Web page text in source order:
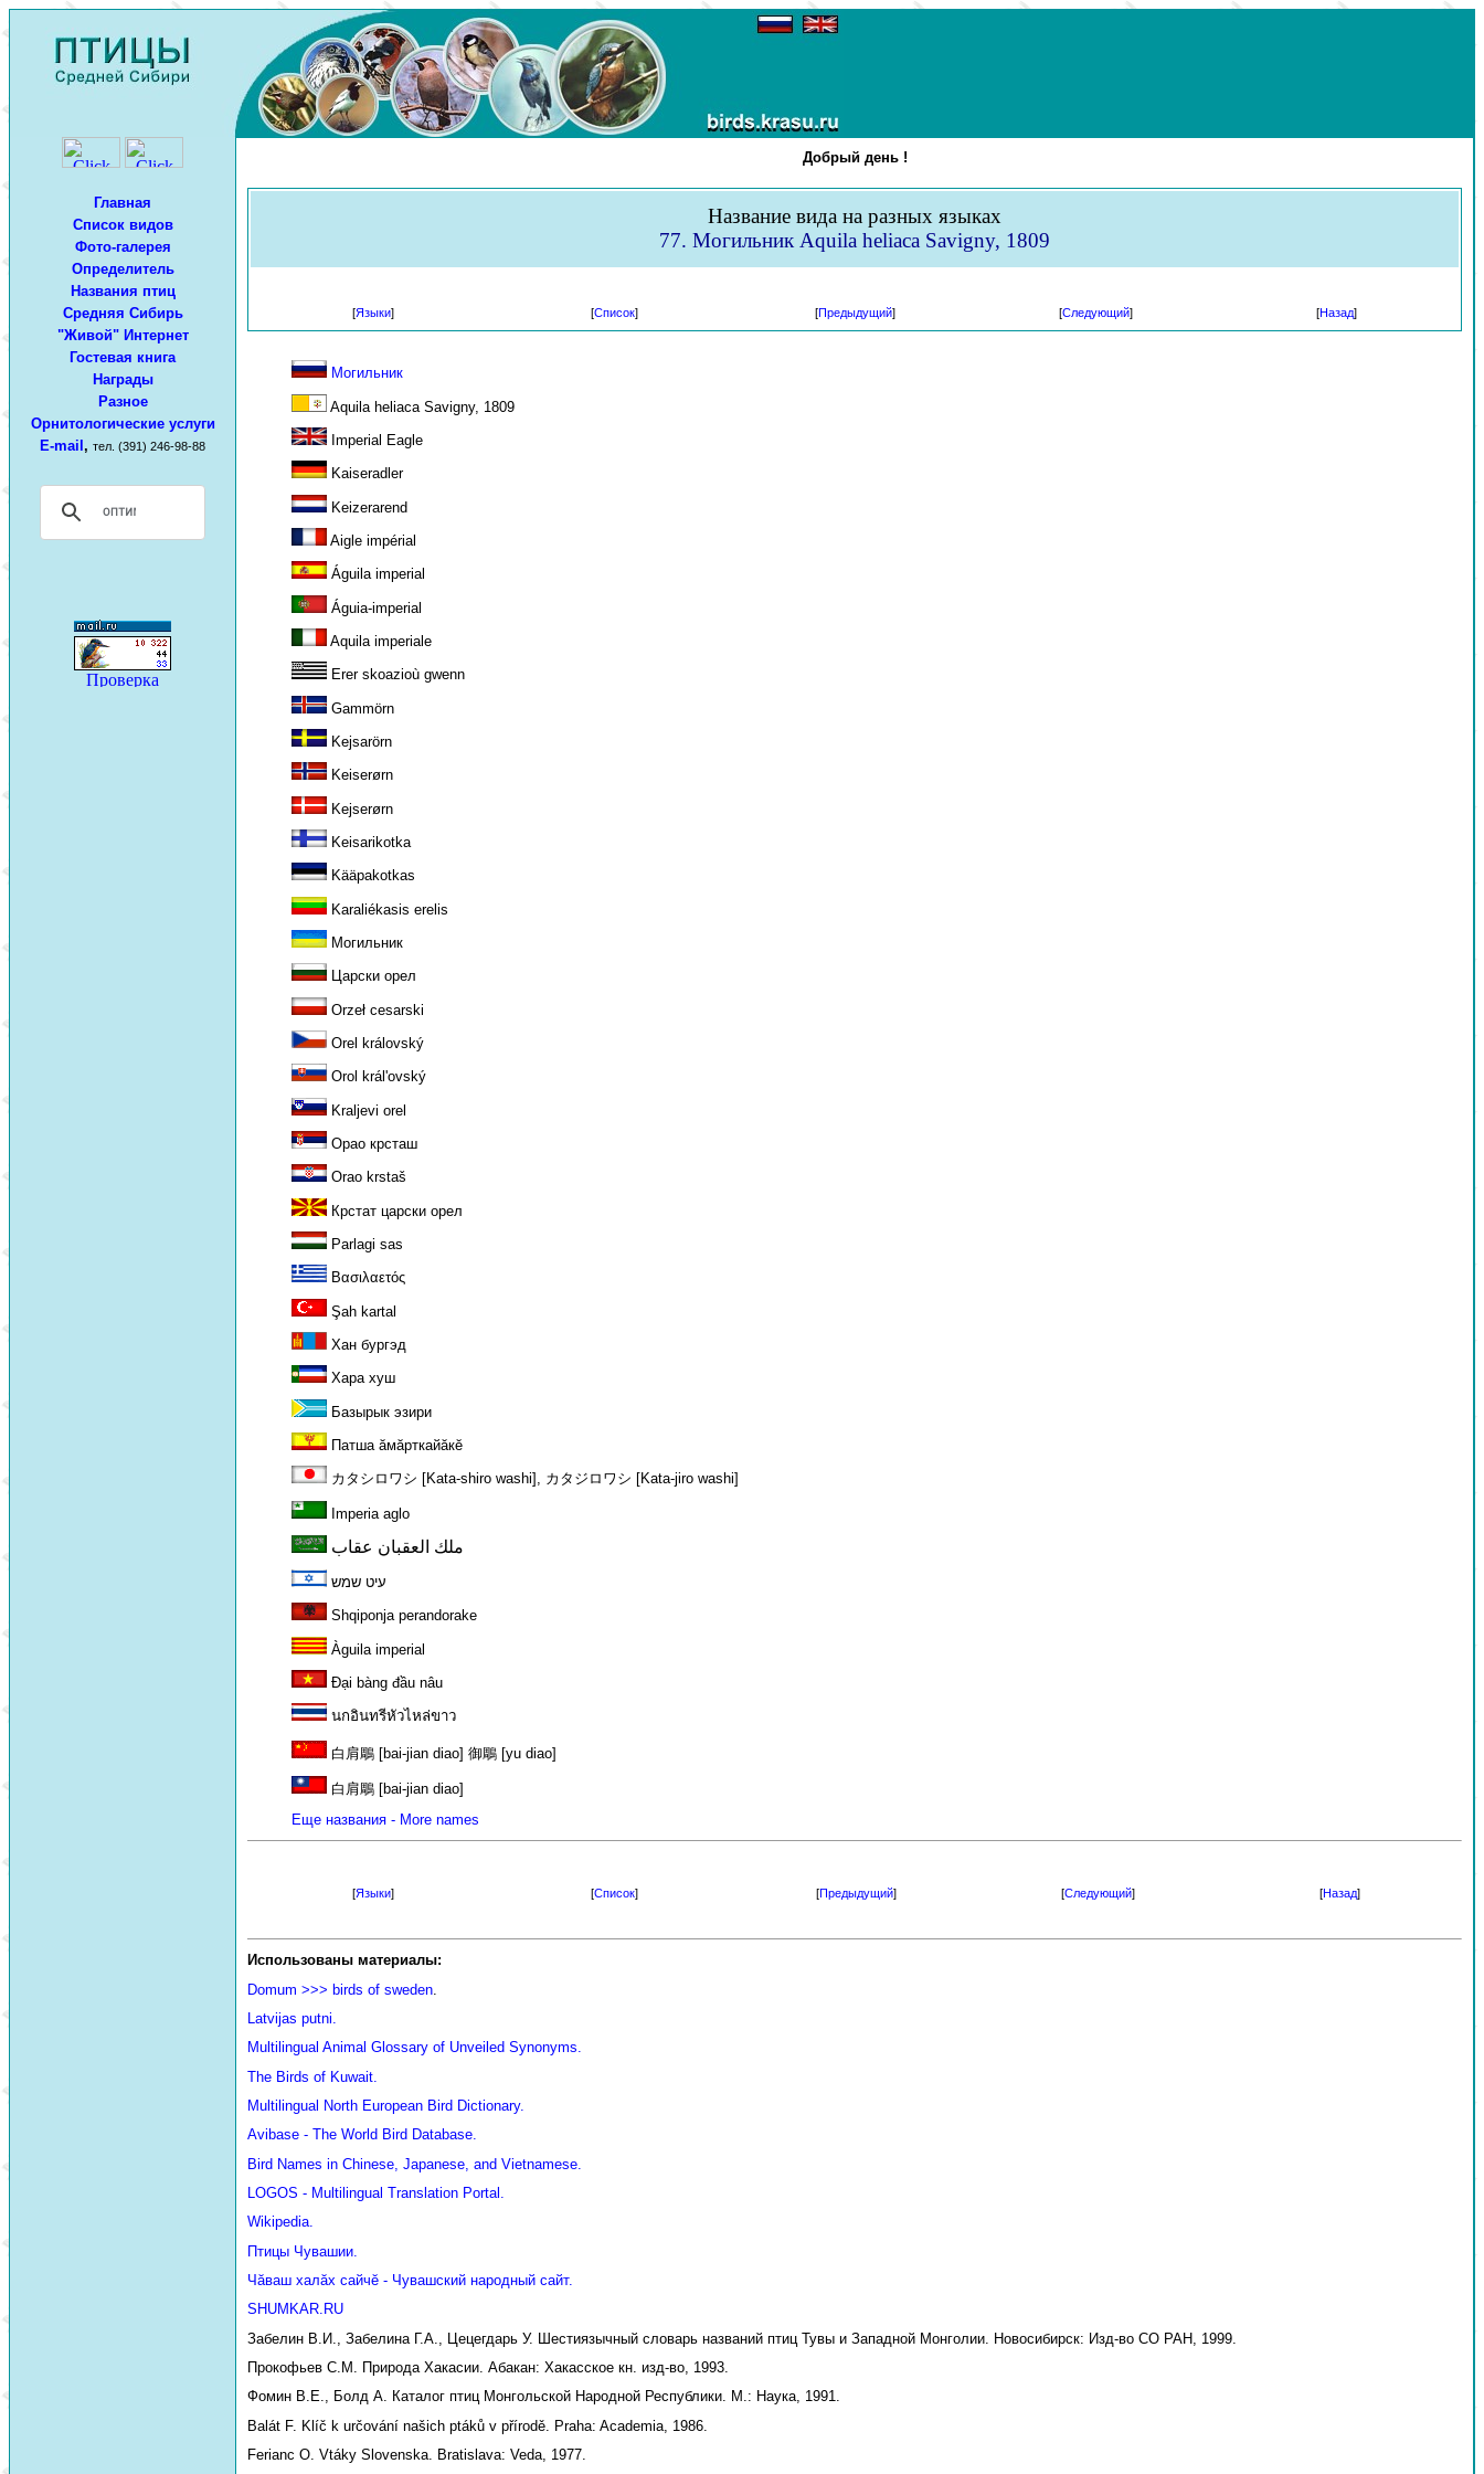
Главная
Список видов
Фото-галерея
Определитель
Названия птиц
Средняя Сибирь
"Живой" Интернет
Гостевая книга
Награды
Разное
Орнитологические услуги
E-mail , тел. (391) 246-98-88
Добрый день !
Название вида на разных языках
77. Могильник Aquila heliaca Savigny, 1809
[Языки] [Список] [Предыдущий] [Следующий] [Назад]
Могильник
Aquila heliaca Savigny, 1809
Imperial Eagle
Kaiseradler
Keizerarend
Aigle impérial
Águila imperial
Águia-imperial
Aquila imperiale
Erer skoazioù gwenn
Gammörn
Kejsarörn
Keiserørn
Kejserørn
Keisarikotka
Kääpakotkas
Karaliékasis erelis
Могильник
Царски орел
Orzeł cesarski
Orel královský
Orol král'ovský
Kraljevi orel
Oрao крсташ
Orao krstaš
Крстат царски орел
Parlagi sas
Βασιλαετός
Şah kartal
Хан бyргэд
Хара хуш
Базырык эзири
Патша ăмăрткайăкĕ
カタシロワシ [Kata-shiro washi], カタジロワシ [Kata-jiro washi]
Imperia aglo
ملك العقبان عقاب
עיט שמש
Shqiponja perandorake
Àguila imperial
Đại bàng đầu nâu
นกอินทรีหัวไหล่ขาว
白肩鵰 [bai-jian diao] 御鵰 [yu diao]
白肩鵰 [bai-jian diao]
Еще названия - More names
[Языки] [Список] [Предыдущий] [Следующий] [Назад]
Использованы материалы:
Domum >>> birds of sweden
Latvijas putni.
Multilingual Animal Glossary of Unveiled Synonyms.
The Birds of Kuwait.
Multilingual North European Bird Dictionary.
Avibase - The World Bird Database.
Bird Names in Chinese, Japanese, and Vietnamese.
LOGOS - Multilingual Translation Portal.
Wikipedia.
Птицы Чувашии.
Чăваш халăх сайчĕ - Чувашский народный сайт.
SHUMKAR.RU
Забелин В.И., Забелина Г.А., Цецегдарь У. Шестиязычный словарь названий птиц Тувы и Западной Монголии. Новосибирск: Изд-во СО РАН, 1999.
Прокофьев С.М. Природа Хакасии. Абакан: Хакасское кн. изд-во, 1993.
Фомин В.Е., Болд А. Каталог птиц Монгольской Народной Республики. М.: Наука, 1991.
Balát F. Klíč k určování našich ptáků v přírodě. Praha: Academia, 1986.
Ferianc O. Vtáky Slovenska. Bratislava: Veda, 1977.